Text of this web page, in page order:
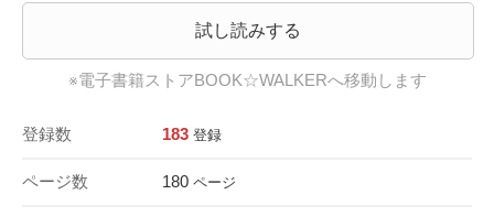
試し読みする
※電子書籍ストアBOOK☆WALKERへ移動します
登録数 183 登録
ページ数 180 ページ